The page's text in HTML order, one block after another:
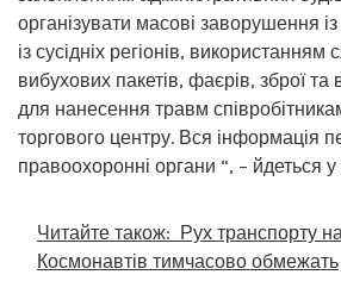
організувати масові заворушення
із сусідніх регіонів, використанням
вибухових пакетів, фаєрів, зброї та
для нанесення травм
торгового центру. Вся інформація
правоохоронні органи “, – йдеться у
Читайте також: Рух транспорту
Космонавтів тимчасово обмежать